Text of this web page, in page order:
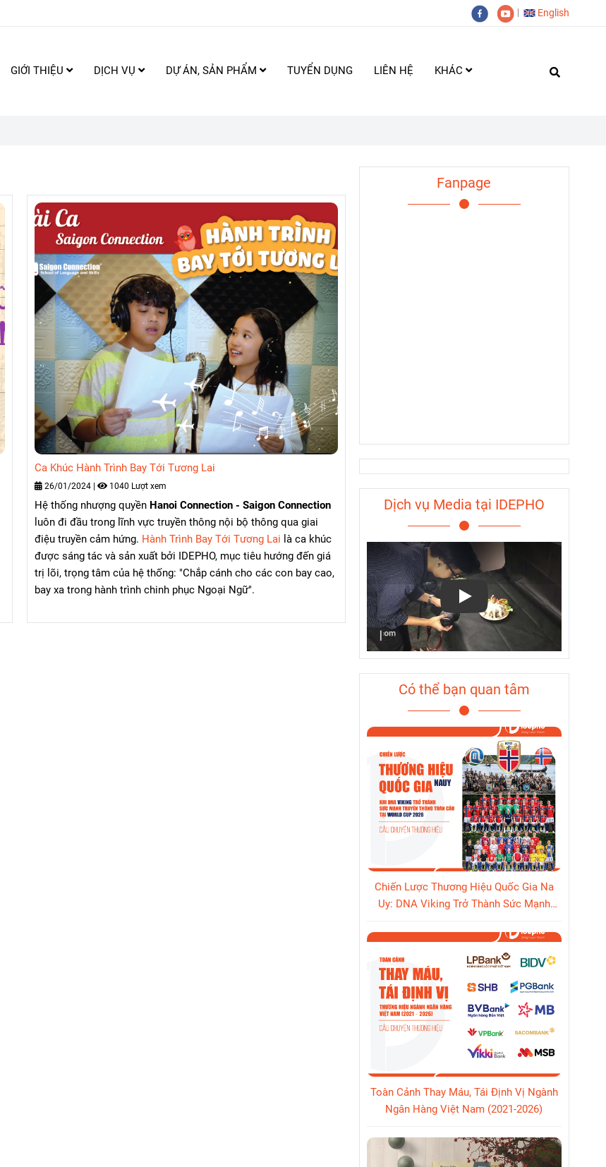
English
GIỚI THIỆU DỊCH VỤ DỰ ÁN, SẢN PHẨM TUYỂN DỤNG LIÊN HỆ KHÁC
Ca Khúc Hành Trình Bay Tới Tương Lai
26/01/2024 | 1040 Lượt xem
Hệ thống nhượng quyền Hanoi Connection - Saigon Connection
luôn đi đầu trong lĩnh vực truyền thông nội bộ thông qua giai
điệu truyền cảm hứng. Hành Trình Bay Tới Tương Lai là ca khúc
được sáng tác và sản xuất bởi IDEPHO, mục tiêu hướng đến giá
trị lõi, trọng tâm của hệ thống: "Chắp cánh cho các con bay cao,
bay xa trong hành trình chinh phục Ngoại Ngữ".
Fanpage
Dịch vụ Media tại IDEPHO
Play
Có thể bạn quan tâm
Chiến Lược Thương Hiệu Quốc Gia Na
Uy: DNA Viking Trở Thành Sức Mạnh
Toàn Cảnh Thay Máu, Tái Định Vị Ngành
Ngân Hàng Việt Nam (2021-2026)